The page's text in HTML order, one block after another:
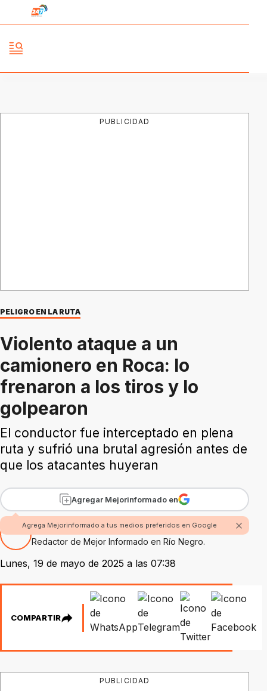
PUBLICIDAD
PELIGRO EN LA RUTA
Violento ataque a un
camionero en Roca: lo
frenaron a los tiros y lo
golpearon
El conductor fue interceptado en plena
ruta y sufrió una brutal agresión antes de
que los atacantes huyeran
Agregar Mejorinformado en
Agrega Mejorinformado a tus medios preferidos en Google
Por Fabian Rossi
Redactor de Mejor Informado en Río Negro.
Lunes, 19 de mayo de 2025 a las 07:38
COMPARTIR
PUBLICIDAD